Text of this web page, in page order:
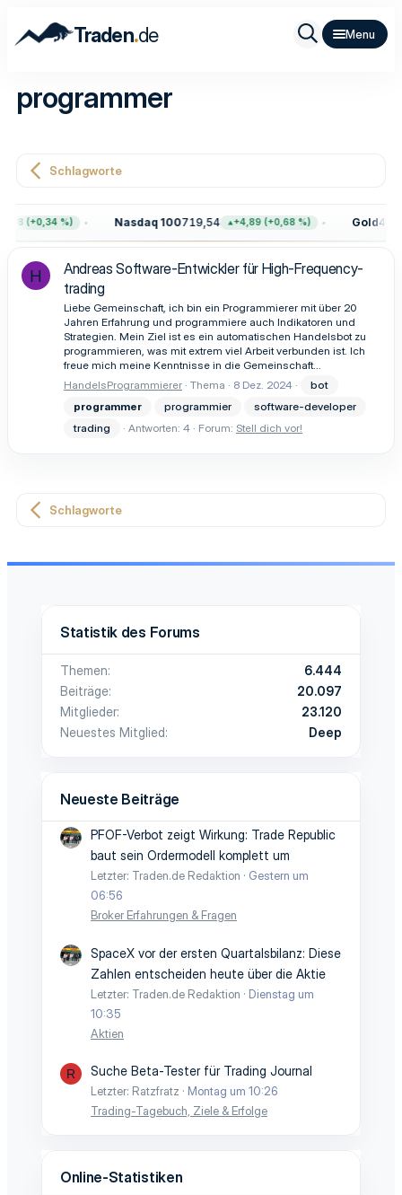
Traden.de
programmer
Schlagworte
(+0,34 %) Nasdaq 100719,54 +4,89 (+0,68 %) Gold
H
Andreas Software-Entwickler für High-Frequency-
trading
Liebe Gemeinschaft, ich bin ein Programmierer mit über 20
Jahren Erfahrung und programmiere auch Indikatoren und
Strategien. Mein Ziel ist es ein automatischen Handelsbot zu
programmieren, was mit extrem viel Arbeit verbunden ist. Ich
freue mich meine Kenntnisse in die Gemeinschaft...
HandelsProgrammierer Thema 8 Dez. 2024
bot
programmer
programmier
software-developer
trading
Antworten: 4 Forum: Stell dich vor!
Schlagworte
Statistik des Forums
Themen
6.444
Beiträge
20.097
Mitglieder
23.120
Neuestes Mitglied
Deep
Neueste Beiträge
PFOF-Verbot zeigt Wirkung: Trade Republic
baut sein Ordermodell komplett um
Letzter: Traden.de Redaktion
Gestern um
06:56
Broker Erfahrungen & Fragen
SpaceX vor der ersten Quartalsbilanz: Diese
Zahlen entscheiden heute über die Aktie
Letzter: Traden.de Redaktion
Dienstag um
10:35
Aktien
R Suche Beta-Tester für Trading Journal
Letzter: Ratzfratz
Montag um 10:26
Trading-Tagebuch, Ziele & Erfolge
Online-Statistiken